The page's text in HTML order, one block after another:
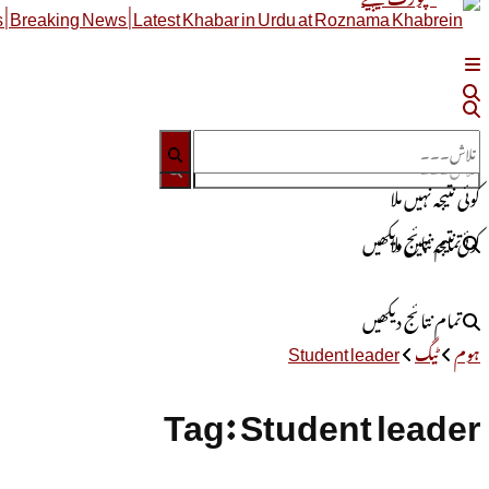
کوئی نتیجہ نہیں ملا
تمام نتائج دیکھیں
کوئی نتیجہ نہیں ملا
تمام نتائج دیکھیں
ہوم ٹیگ Student leader
Tag:Student leader